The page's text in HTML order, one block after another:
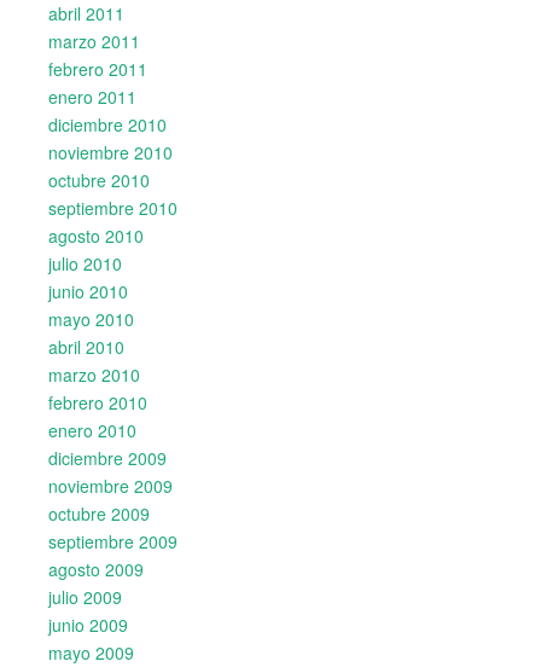
abril 2011
marzo 2011
febrero 2011
enero 2011
diciembre 2010
noviembre 2010
octubre 2010
septiembre 2010
agosto 2010
julio 2010
junio 2010
mayo 2010
abril 2010
marzo 2010
febrero 2010
enero 2010
diciembre 2009
noviembre 2009
octubre 2009
septiembre 2009
agosto 2009
julio 2009
junio 2009
mayo 2009